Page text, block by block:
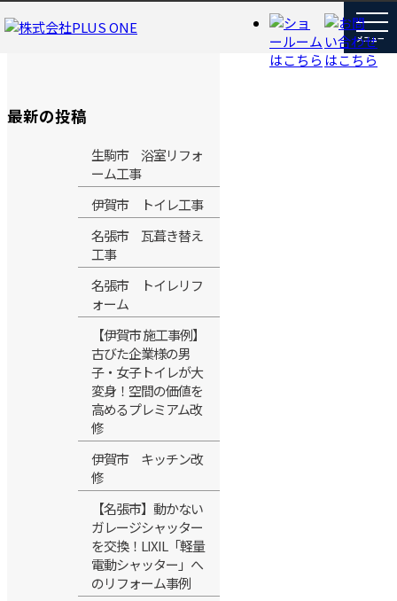
最新の投稿
生駒市 浴室リフォ
ーム工事
伊賀市 トイレ工事
名張市 瓦葺き替え
工事
名張市 トイレリフ
ォーム
【伊賀市 施工事例】
古びた企業様の男
子・女子トイレが大
変身！空間の価値を
高めるプレミアム改
修
伊賀市 キッチン改
修
【名張市】動かない
ガレージシャッター
を交換！LIXIL「軽量
電動シャッター」へ
のリフォーム事例